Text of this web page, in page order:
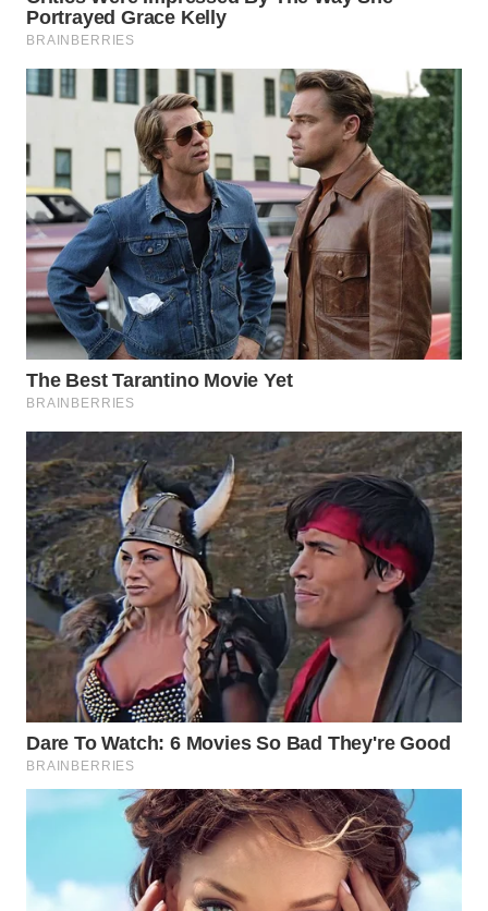
WN
SERIBU
WN
TANGERANG
WN
BINJAI
WN
CIREBON
WN
INDRAMAYU
WN
KUNINGAN
WN
MAJALENGKA
WN
SUBANG
SUKABUMI
PURWAKARTA